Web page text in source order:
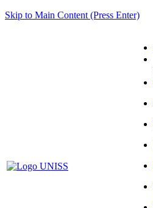
Skip to Main Content (Press Enter)